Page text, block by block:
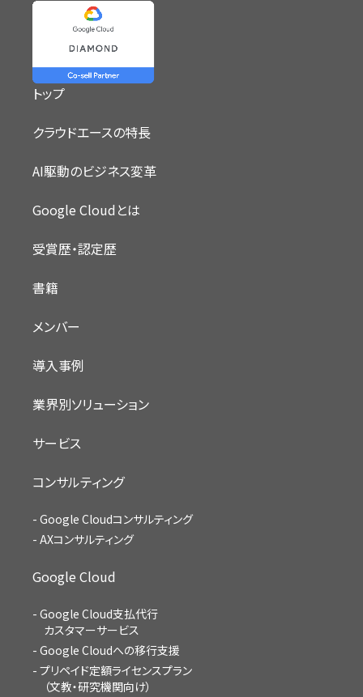
トップ
クラウドエースの特長
AI駆動のビジネス変革
Google Cloudとは
受賞歴・認定歴
書籍
メンバー
導入事例
業界別ソリューション
サービス
コンサルティング
Google Cloudコンサルティング
AXコンサルティング
Google Cloud
Google Cloud支払代行
カスタマーサービス
Google Cloudへの移行支援
プリペイド定額ライセンスプラン
（文教・研究機関向け）